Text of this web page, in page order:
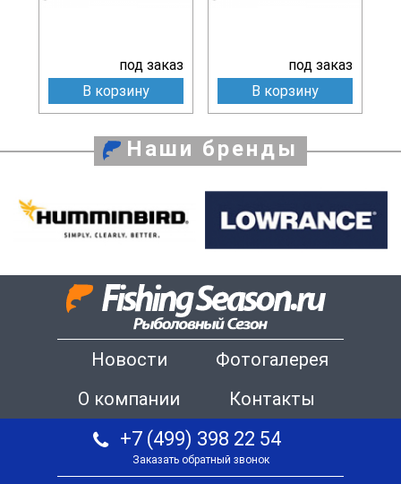
под заказ
В корзину
под заказ
В корзину
Наши бренды
Новости
Фотогалерея
О компании
Контакты
+7 (499) 398 22 54
Заказать обратный звонок